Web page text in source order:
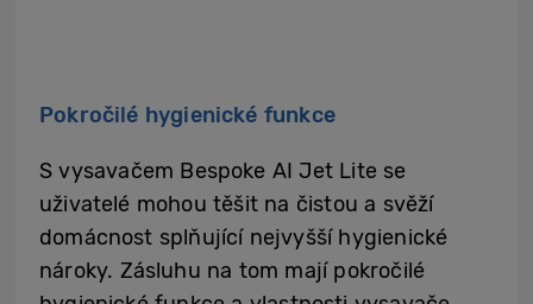
Pokročilé hygienické funkce
S vysavačem Bespoke AI Jet Lite se
uživatelé mohou těšit na čistou a svěží
domácnost splňující nejvyšší hygienické
nároky. Zásluhu na tom mají pokročilé